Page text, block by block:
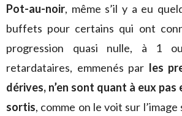
Pot-au-noir, même s’il y a eu
buffets pour certains qui ont
progression quasi nulle, à 1
retardataires, emmenés par les
dérives, n’en sont quant à eux
sortis, comme on le voit sur